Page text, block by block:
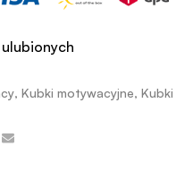
, Kubki motywacyjne, Kubki